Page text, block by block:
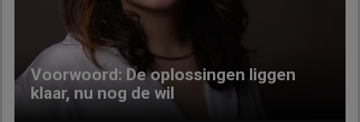
Voorwoord: De oplossingen liggen
klaar, nu nog de wil